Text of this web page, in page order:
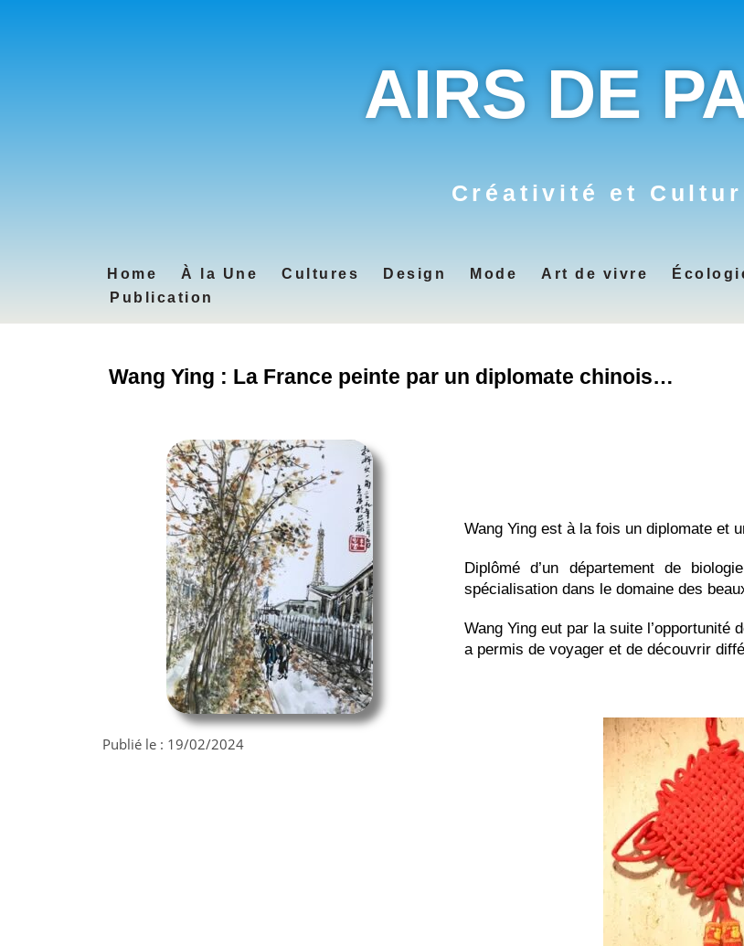
AIRS DE
Créativité et
Home À la Une Cultures Design Mode Art de vivre
Publication
Wang Ying : La France peinte par un diplomate chinois…
Publié le : 19/02/2024
Wang Ying est à la fois un diplomate et
Diplômé d’un département de
spécialisation dans le domaine des
Wang Ying eut par la suite
a permis de voyager et de découvrir